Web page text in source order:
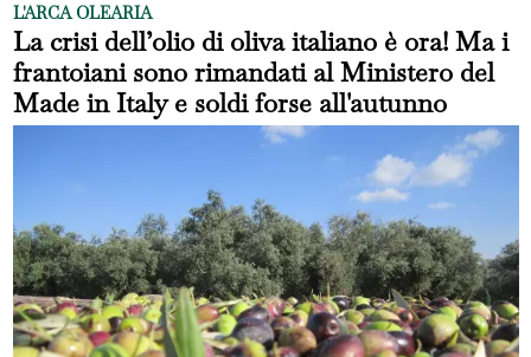
L'ARCA OLEARIA
La crisi dell’olio di oliva italiano è ora! Ma i
frantoiani sono rimandati al Ministero del
Made in Italy e soldi forse all'autunno